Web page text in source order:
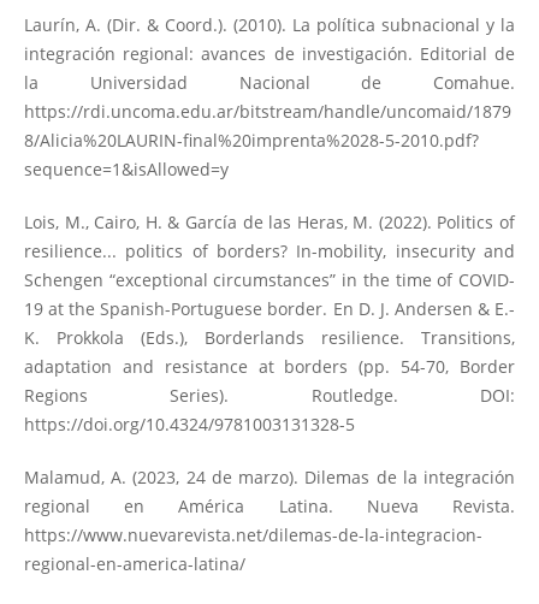
Laurín, A. (Dir. & Coord.). (2010). La política subnacional y la
integración regional: avances de investigación. Editorial de
la Universidad Nacional de Comahue.
https://rdi.uncoma.edu.ar/bitstream/handle/uncomaid/1879
8/Alicia%20LAURIN-final%20imprenta%2028-5-2010.pdf?
sequence=1&isAllowed=y
Lois, M., Cairo, H. & García de las Heras, M. (2022). Politics of
resilience... politics of borders? In-mobility, insecurity and
Schengen “exceptional circumstances” in the time of COVID-
19 at the Spanish-Portuguese border. En D. J. Andersen & E.-
K. Prokkola (Eds.), Borderlands resilience. Transitions,
adaptation and resistance at borders (pp. 54-70, Border
Regions Series). Routledge. DOI:
https://doi.org/10.4324/9781003131328-5
Malamud, A. (2023, 24 de marzo). Dilemas de la integración
regional en América Latina. Nueva Revista.
https://www.nuevarevista.net/dilemas-de-la-integracion-
regional-en-america-latina/